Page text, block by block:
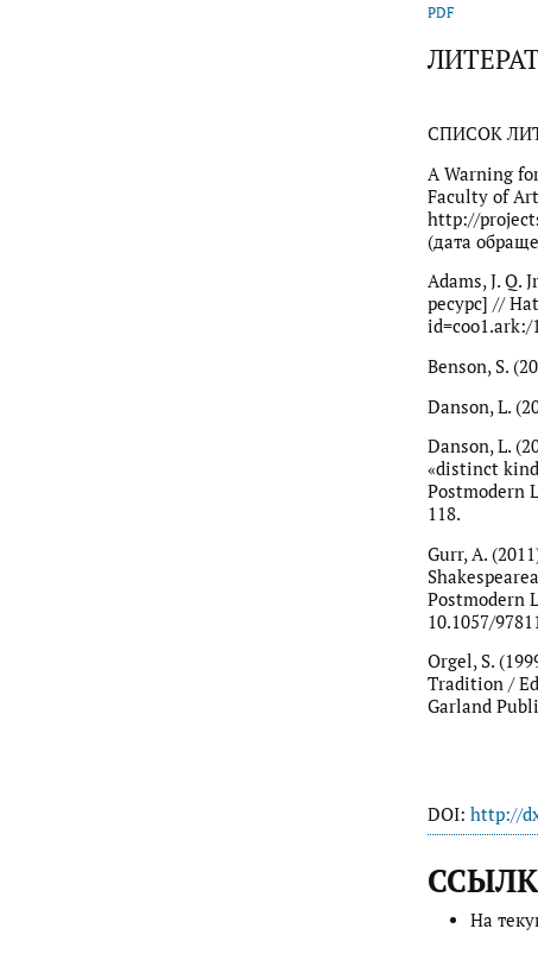
PDF
СПИСОК
A Warning
Faculty of
http://
(дата
Adams, J. Q.
ресурс] //
id=coo1.ark:/
Benson, S.
Danson, L.
Danson, L.
«distinct
Postmodern
118.
Gurr, A.
Postmodern
10.1057/
Orgel, S.
Tradition /
Garland
DOI: http://
На